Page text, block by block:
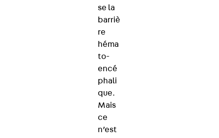
se la
barriè
re
héma
to-
encé
phali
que.
Mais
ce
n’est